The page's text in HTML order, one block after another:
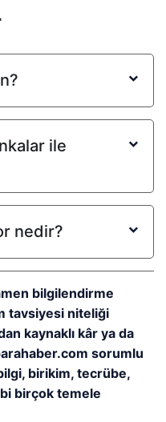
ile
nedir?
bilgilendirme
tavsiyesi niteliği
kaynaklı kâr ya da
sorumlu
birikim, tecrübe,
birçok temele